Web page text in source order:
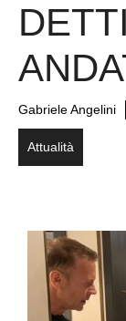
Gabriele Angelini
Attualità